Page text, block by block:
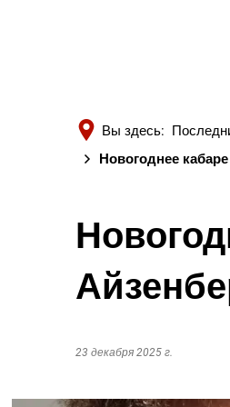
Вы здесь:
Новогоднее
23 декабря 2025 г.